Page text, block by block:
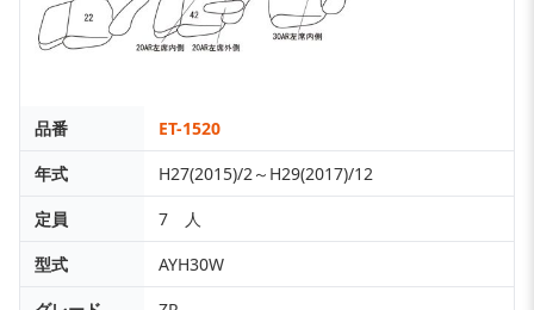
品番
ET-1520
年式
H27(2015)/2～H29(2017)/12
定員
7 人
型式
AYH30W